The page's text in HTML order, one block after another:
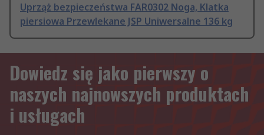
Uprząż bezpieczeństwa FAR0302 Noga, Klatka
piersiowa Przewlekane JSP Uniwersalne 136 kg
Dowiedz się jako pierwszy o
naszych najnowszych produktach
i usługach